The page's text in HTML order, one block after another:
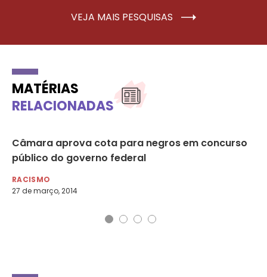
VEJA MAIS PESQUISAS
MATÉRIAS
RELACIONADAS
Câmara aprova cota para negros em concurso
público do governo federal
RACISMO
27 de março, 2014